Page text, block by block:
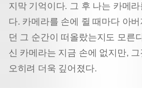
지막 기억이다. 그 후 나는 카메
다. 카메라를 손에 쥘 때마다 아
던 그 순간이 떠올랐는지도 모른
신 카메라는 지금 손에 없지만,
오히려 더욱 깊어졌다.